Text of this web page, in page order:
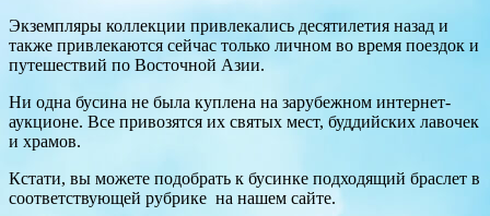
Экземпляры коллекции привлекались десятилетия назад и
также привлекаются сейчас только личном во время поездок и
путешествий по Восточной Азии.
Ни одна бусина не была куплена на зарубежном интернет-
аукционе. Все привозятся их святых мест, буддийских лавочек
и храмов.
Кстати, вы можете подобрать к бусинке подходящий браслет в
соответствующей рубрике на нашем сайте.